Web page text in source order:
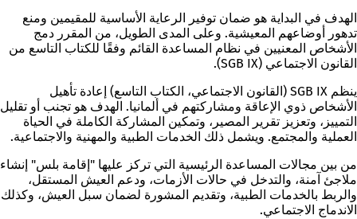
الهدف في البداية هو ضمان توفير الرعاية الأساسية للمقيمين ومنع
تدهور أوضاعهم المعيشية. وعلى المدى الطويل، من المقرر دمج
الأشخاص المعنيين في نظام المساعدة القائم وفقًا للكتاب التاسع من
القانون الاجتماعي (SGB IX).
ينظم SGB IX (القانون الاجتماعي، الكتاب التاسع) إعادة تأهيل
الأشخاص ذوي الإعاقة ومشاركتهم في ألمانيا. الهدف هو تجنب أو تقليل
التمييز، وتعزيز تقرير المصير، وتمكين المشاركة الكاملة في الحياة
العملية والمجتمع. ويشمل ذلك الخدمات الطبية والمهنية والاجتماعية.
من بين مجالات المساعدة الرئيسية التي تركز عليها "إقامة بلس" إنشاء
ملاجئ آمنة، والتدخل في حالات الأزمات، ودعم العيش المستقل،
والربط بالخدمات الطبية، وتقديم المشورة لضمان سبل العيش، وكذلك
الاندماج الاجتماعي.